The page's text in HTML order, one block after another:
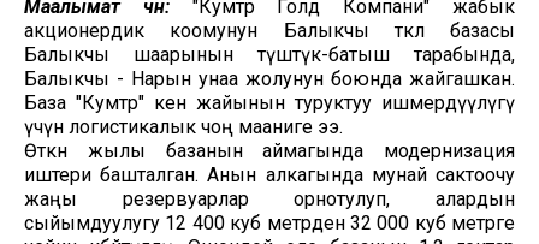
Маалымат үчүн:
"Кумтөр Голд Компани" жабык
акционердик коомунун Балыкчы өткөөл базасы
Балыкчы шаарынын түштүк-батыш тарабында,
Балыкчы - Нарын унаа жолунун боюнда жайгашкан.
База "Кумтөр" кен жайынын туруктуу ишмердүүлүгү
үчүн логистикалык чоң мааниге ээ.
​Өткөн жылы базанын аймагында модернизация
иштери башталган. Анын алкагында мунай сактоочу
жаңы резервуарлар орнотулуп, алардын
сыйымдуулугу 12 400 куб метрден 32 000 куб метрге